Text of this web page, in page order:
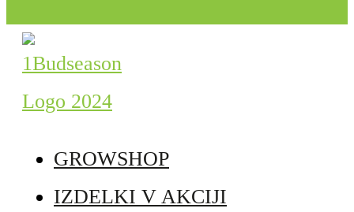
GROWSHOP
IZDELKI V AKCIJI